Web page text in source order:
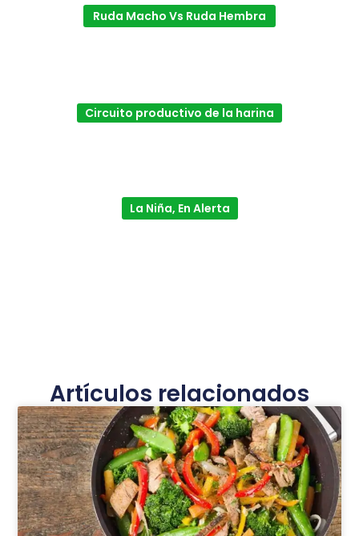
Ruda Macho Vs Ruda Hembra
Circuito productivo de la harina
La Niña, En Alerta
Artículos relacionados